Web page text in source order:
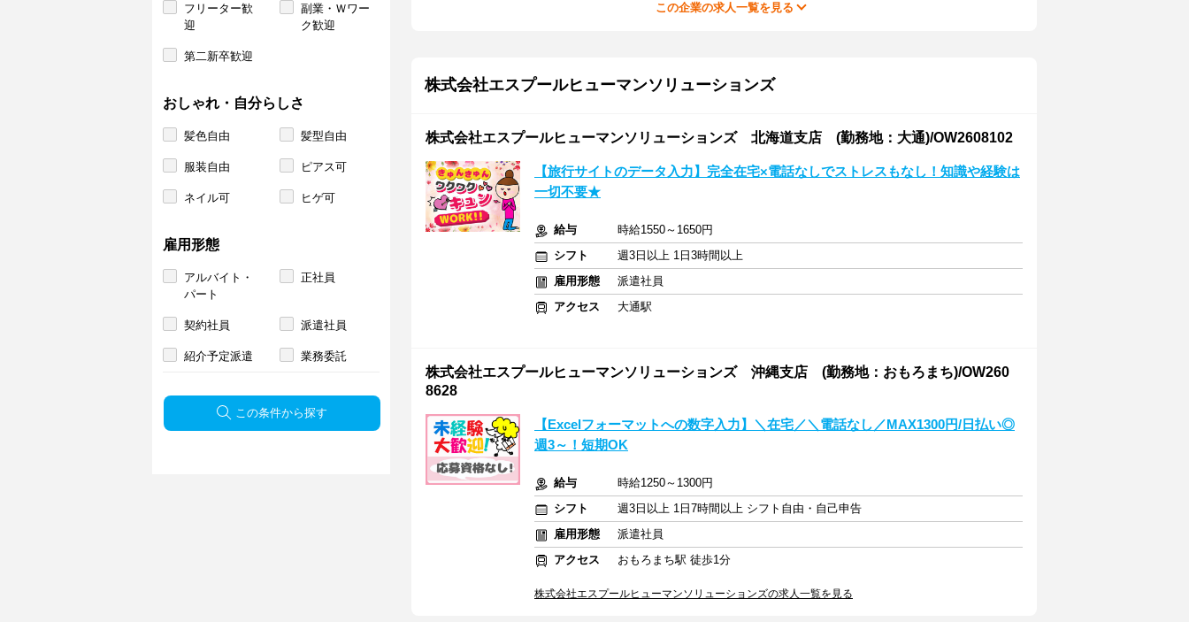
フリーター歓
迎
副業・Ｗワー
ク歓迎
第二新卒歓迎
おしゃれ・自分らしさ
髪色自由 髪型自由
服装自由 ピアス可
ネイル可 ヒゲ可
雇用形態
アルバイト・
パート
正社員
契約社員 派遣社員
紹介予定派遣 業務委託
この条件から探す
この企業の求人一覧を見る
株式会社エスプールヒューマンソリューションズ
株式会社エスプールヒューマンソリューションズ 北海道支店 (勤務地：大通)/OW2608102
【旅行サイトのデータ入力】完全在宅×電話なしでストレスもなし！知識や経験は
一切不要★
給与
時給1550～1650円
シフト
週3日以上 1日3時間以上
雇用形態
派遣社員
アクセス
大通駅
株式会社エスプールヒューマンソリューションズ 沖縄支店 (勤務地：おもろまち)/OW260
8628
【Excelフォーマットへの数字入力】＼在宅／＼電話なし／MAX1300円/日払い◎
週3～！短期OK
給与
時給1250～1300円
シフト
週3日以上 1日7時間以上 シフト自由・自己申告
雇用形態
派遣社員
アクセス
おもろまち駅 徒歩1分
株式会社エスプールヒューマンソリューションズの求人一覧を見る